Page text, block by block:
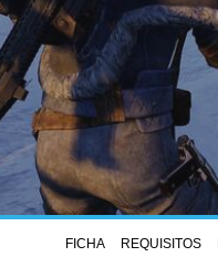
FICHA REQUISITOS